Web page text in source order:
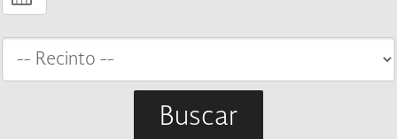
Buscar